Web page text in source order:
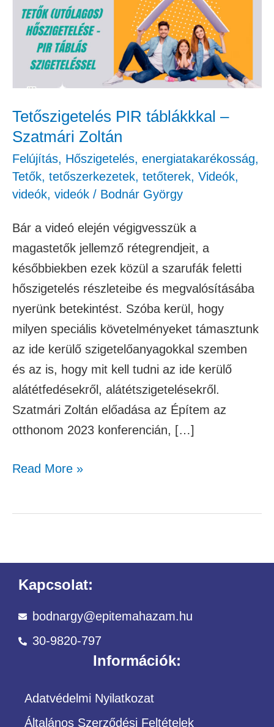
Tetőszigetelés PIR táblákkkal –
Szatmári Zoltán
Felújítás, Hőszigetelés, energiatakarékosság,
Tetők, tetőszerkezetek, tetőterek, Videók,
videók, videók / Bodnár György
Bár a videó elején végigvesszük a
magastetők jellemző rétegrendjeit, a
későbbiekben ezek közül a szarufák feletti
hőszigetelés részleteibe és megvalósításába
nyerünk betekintést. Szóba kerül, hogy
milyen speciális követelményeket támasztunk
az ide kerülő szigetelőanyagokkal szemben
és az is, hogy mit kell tudni az ide kerülő
alátétfedésekről, alátétszigetelésekről.
Szatmári Zoltán előadása az Építem az
otthonom 2023 konferencián, […]
táblákkkal
Szatmári
Zoltán
Read More »
Kapcsolat:
bodnargy@epitemahazam.hu
30-9820-797
Információk:
Adatvédelmi Nyilatkozat
Általános Szerződési Feltételek